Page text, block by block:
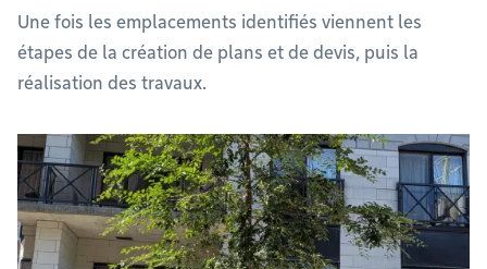
Une fois les emplacements identifiés viennent les
étapes de la création de plans et de devis, puis la
réalisation des travaux.